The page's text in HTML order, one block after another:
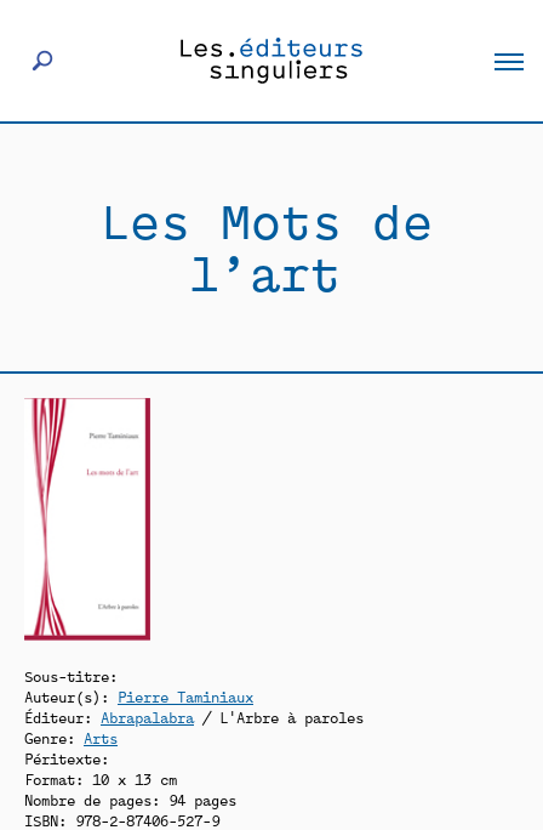
Éditeurs
Actualités
Rencontres
Les Mots de
l’art
Sous-titre:
Auteur(s): Pierre Taminiaux
Éditeur: Abrapalabra/ L'Arbre à paroles
Genre: Arts
Péritexte:
Format: 10 x 13 cm
Nombre de pages: 94 pages
ISBN: 978-2-87406-527-9